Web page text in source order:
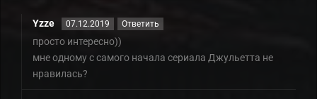
Yzze 07.12.2019 Ответить
просто интересно))
мне одному с самого начала сериала Джульетта не
нравилась?